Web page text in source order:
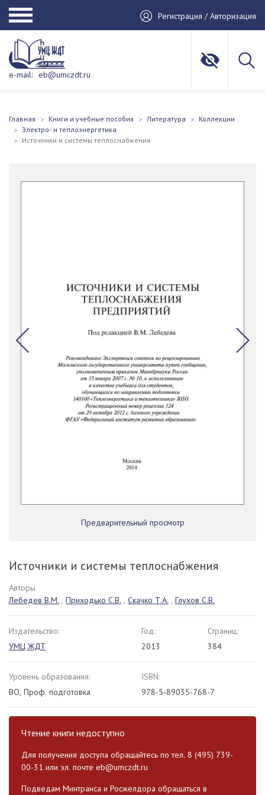
Регистрация / Авторизация
e-mail: eb@umczdt.ru
Главная Книги и учебные пособия Литература
Коллекции
Электро- и теплоэнергетика
Источники и системы теплоснабжения
Предварительный просмотр
Источники и системы теплоснабжения
Авторы
Лебедев В.М. , Приходько С.В. , Скачко Т.А. , Глухов С.В.
Издательство:
УМЦ ЖДТ
Год:
2013
Страниц:
384
Уровень образования:
ВО, Проф. подготовка
ISBN:
978-5-89035-768-7
Чтение книги недоступно
Для получения доступа обращайтесь по тел. 8 (495) 739-
00-31 или эл. почте eb@umczdt.ru
Подведам Минтранса и Росжелдора обращаться в